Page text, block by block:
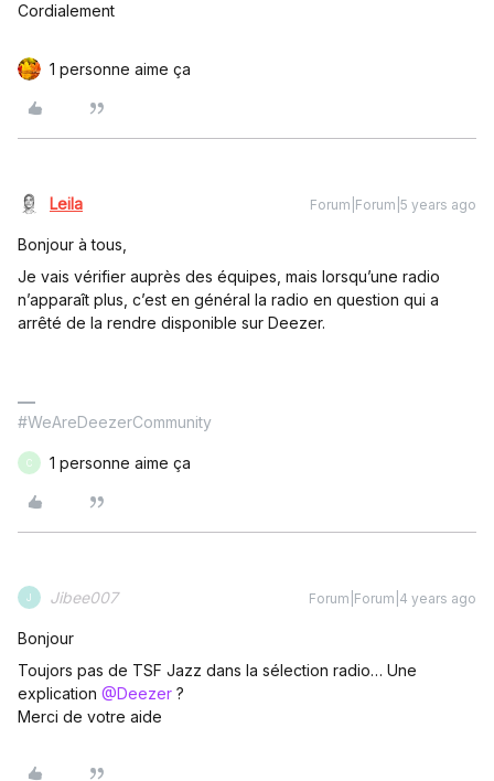
Cordialement
1 personne aime ça
Leila Forum|Forum|5 years ago
Bonjour à tous,
Je vais vérifier auprès des équipes, mais lorsqu’une radio
n’apparaît plus, c’est en général la radio en question qui a
arrêté de la rendre disponible sur Deezer.
#WeAreDeezerCommunity
C 1 personne aime ça
J Jibee007 Forum|Forum|4 years ago
Bonjour
Toujors pas de TSF Jazz dans la sélection radio… Une
explication @Deezer ?
Merci de votre aide